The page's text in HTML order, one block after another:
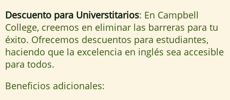
Descuento para Universtitarios: En Campbell
College, creemos en eliminar las barreras para tu
éxito. Ofrecemos descuentos para estudiantes,
haciendo que la excelencia en inglés sea accesible
para todos.
Beneficios adicionales: